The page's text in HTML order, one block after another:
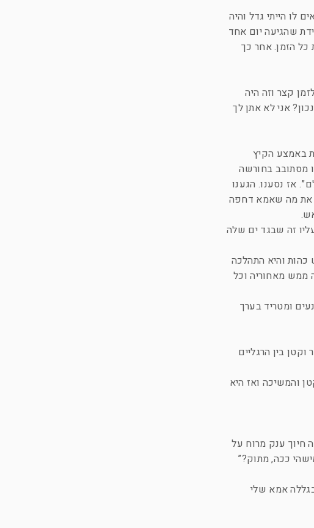
לו הייתי גדל והיה
שהגיעה יום אחד
כל הזמן. אחר כך
קצר וזה היה
אני לא אתן לך
באמצע הקיץ
הצהריים או מסתובב בחורשה
אז נסענו. הגענו
את מה שאמא דחפה
זה שבגד ים שלה
כהות והיא התהלכה
ממש מאחוריה וכל
ומטריד בערך
בין הרגליים
והמשיכה ואז היא
ענק מרוח על
ככה, מתוק?”
אמא שלי